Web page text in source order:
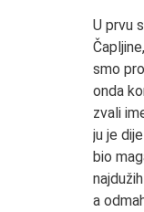
U prvu
smo
onda
zvali
ju je
bio
a